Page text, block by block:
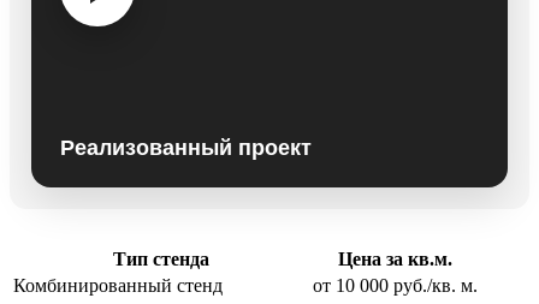
Реализованный проект
Тип стенда
Цена за кв.м.
Комбинированный стенд
от 10 000 руб./кв. м.